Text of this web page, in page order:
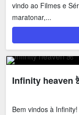
vindo ao Filmes e
maratonar,...
Infinity heaven
Bem vindos à